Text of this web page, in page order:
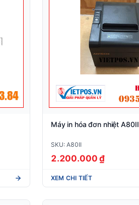
Máy in hóa đơn nhiệt A80II
SKU: A80II
2.200.000 ₫
XEM CHI TIẾT